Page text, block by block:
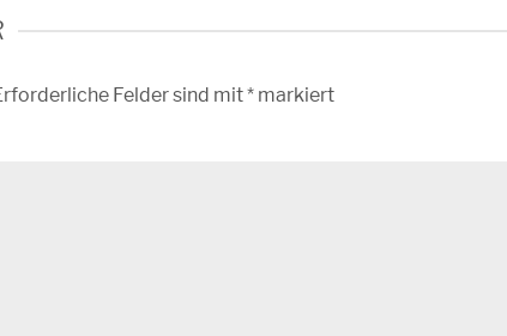
Felder sind mit* markiert